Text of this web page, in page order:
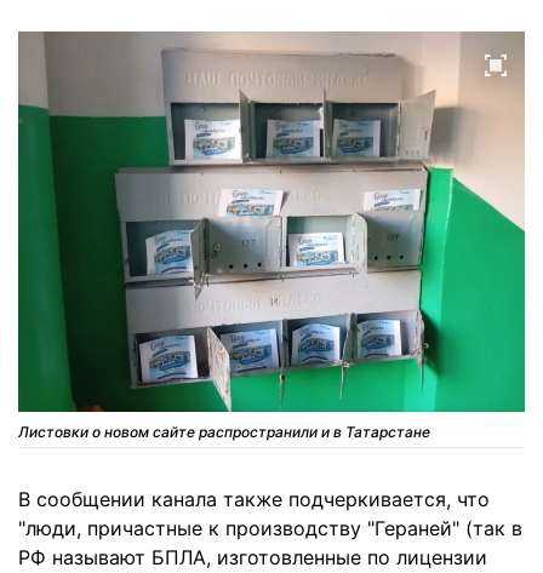
Листовки о новом сайте распространили и в Татарстане
В сообщении канала также подчеркивается, что
"люди, причастные к производству "Гераней" (так в
РФ называют БПЛА, изготовленные по лицензии